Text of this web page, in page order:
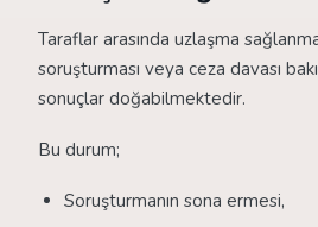
Taraflar arasında uzlaşma
soruşturması veya ceza davası
sonuçlar doğabilmektedir.
Bu durum;
Soruşturmanın sona ermesi,